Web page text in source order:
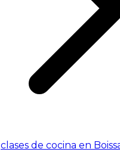
clases de cocina en